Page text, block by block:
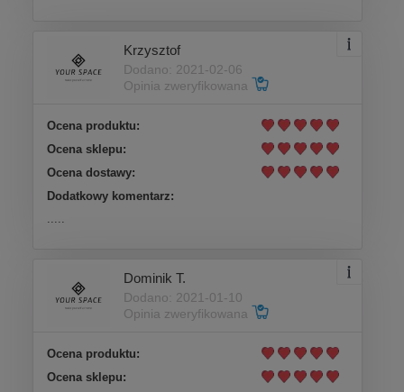
Krzysztof
Dodano: 2021-02-06
Opinia zweryfikowana
Ocena produktu:
Ocena sklepu:
Ocena dostawy:
Dodatkowy komentarz:
Dominik T.
Dodano: 2021-01-10
Opinia zweryfikowana
Ocena produktu:
Ocena sklepu: